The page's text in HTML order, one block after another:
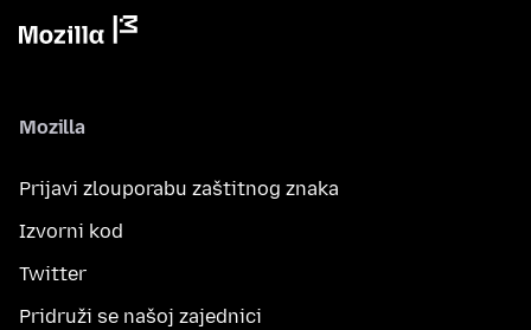
Mozilla
Prijavi zlouporabu zaštitnog znaka
Izvorni kod
Twitter
Pridruži se našoj zajednici